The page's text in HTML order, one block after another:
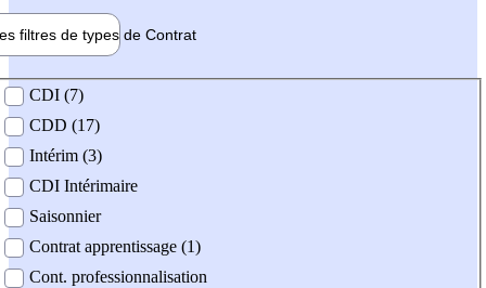
filtres de types de Contrat
contrat
CDI (7)
CDD (17)
Intérim (3)
CDI Intérimaire
Saisonnier
Contrat apprentissage (1)
Cont. professionnalisation